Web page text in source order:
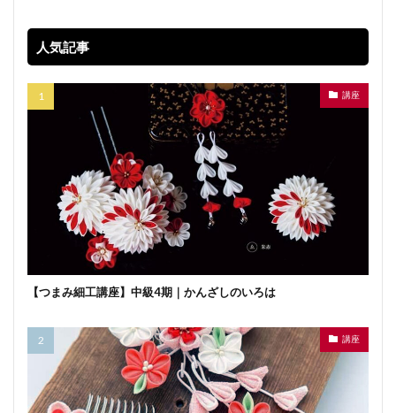
人気記事
講座
【つまみ細工講座】中級4期｜かんざしのいろは
講座